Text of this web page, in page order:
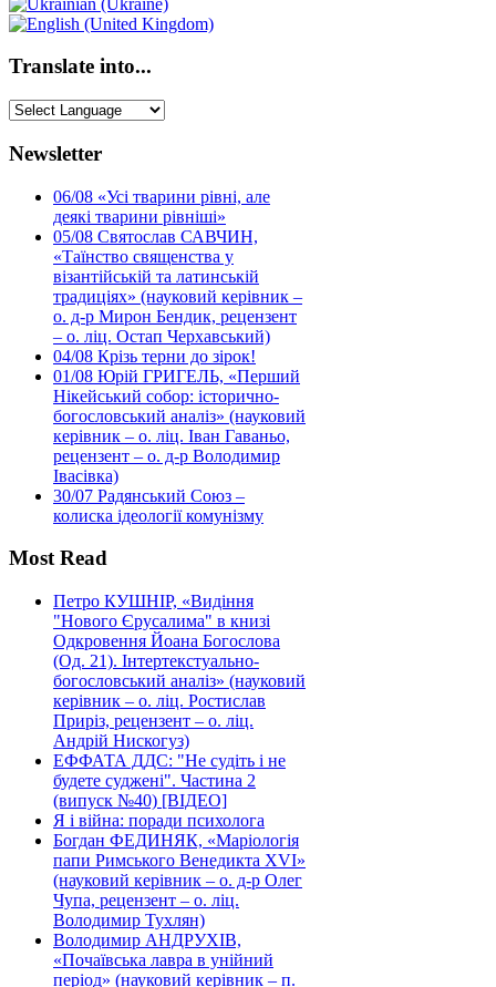
Translate into...
Newsletter
06/08 «Усі тварини рівні, але
деякі тварини рівніші»
05/08 Святослав САВЧИН,
«Таїнство священства у
візантійській та латинській
традиціях» (науковий керівник –
о. д-р Мирон Бендик, рецензент
– о. ліц. Остап Черхавський)
04/08 Крізь терни до зірок!
01/08 Юрій ГРИГЕЛЬ, «Перший
Нікейський собор: історично-
богословський аналіз» (науковий
керівник – о. ліц. Іван Гаваньо,
рецензент – о. д-р Володимир
Івасівка)
30/07 Радянський Союз –
колиска ідеології комунізму
Most Read
Петро КУШНІР, «Видіння
"Нового Єрусалима" в книзі
Одкровення Йоана Богослова
(Од. 21). Інтертекстуально-
богословський аналіз» (науковий
керівник – о. ліц. Ростислав
Приріз, рецензент – о. ліц.
Андрій Нискогуз)
ЕФФАТА ДДС: "Не судіть і не
будете суджені". Частина 2
(випуск №40) [ВІДЕО]
Я і війна: поради психолога
Богдан ФЕДИНЯК, «Маріологія
папи Римського Венедикта XVI»
(науковий керівник – о. д-р Олег
Чупа, рецензент – о. ліц.
Володимир Тухлян)
Володимир АНДРУХІВ,
«Почаївська лавра в унійний
період» (науковий керівник – п.